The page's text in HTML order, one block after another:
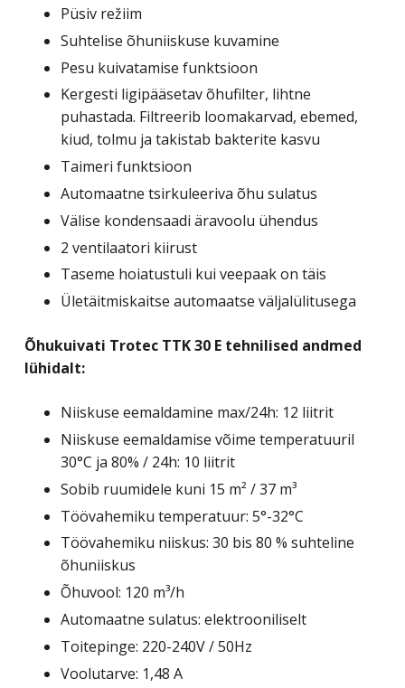
Püsiv režiim
Suhtelise õhuniiskuse kuvamine
Pesu kuivatamise funktsioon
Kergesti ligipääsetav õhufilter, lihtne
puhastada. Filtreerib loomakarvad, ebemed,
kiud, tolmu ja takistab bakterite kasvu
Taimeri funktsioon
Automaatne tsirkuleeriva õhu sulatus
Välise kondensaadi äravoolu ühendus
2 ventilaatori kiirust
Taseme hoiatustuli kui veepaak on täis
Ületäitmiskaitse automaatse väljalülitusega
Õhukuivati Trotec TTK 30 E tehnilised andmed
lühidalt:
Niiskuse eemaldamine max/24h: 12 liitrit
Niiskuse eemaldamise võime temperatuuril
30°C ja 80% / 24h: 10 liitrit
Sobib ruumidele kuni 15 m² / 37 m³
Töövahemiku temperatuur: 5°-32°C
Töövahemiku niiskus: 30 bis 80 % suhteline
õhuniiskus
Õhuvool: 120 m³/h
Automaatne sulatus: elektrooniliselt
Toitepinge: 220-240V / 50Hz
Voolutarve: 1,48 A